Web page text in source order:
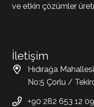
ve etkin çözümler
İletişim
Hıdırağa
No:5 Çorlu /
+90 282 653 12